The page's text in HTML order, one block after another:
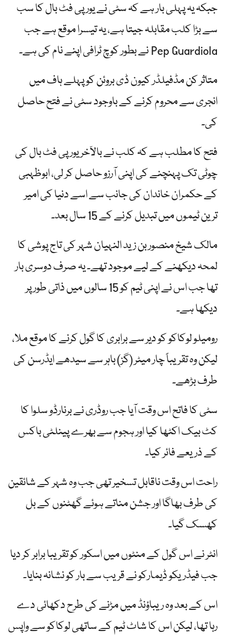
جبکہ یہ پہلی بار ہے کہ سٹی نے یورپی فٹ بال کا سب
سے بڑا کلب مقابلہ جیتا ہے، یہ تیسرا موقع ہے جب
Pep Guardiola نے بطور کوچ ٹرافی اپنے نام کی ہے۔
متاثر کن مڈفیلڈر کیون ڈی بروئن کو پہلے ہاف میں
انجری سے محروم کرنے کے باوجود سٹی نے فتح حاصل
کی۔
فتح کا مطلب ہے کہ کلب نے بالآخر یورپی فٹ بال کی
چوٹی تک پہنچنے کی اپنی آرزو حاصل کر لی، ابوظہبی
کے حکمران خاندان کی جانب سے اسے دنیا کی امیر
ترین ٹیموں میں تبدیل کرنے کے 15 سال بعد۔
مالک شیخ منصور بن زید النہیان شہر کی تاج پوشی کا
لمحہ دیکھنے کے لیے موجود تھے۔ یہ صرف دوسری بار
تھا جب اس نے اپنی ٹیم کو 15 سالوں میں ذاتی طور پر
دیکھا ہے۔
رومیلو لوکاکو کو دیر سے برابری کا گول کرنے کا موقع ملا،
لیکن وہ تقریباً چار میٹر (گز) باہر سے سیدھے ایڈرسن کی
طرف بڑھے۔
سٹی کا فاتح اس وقت آیا جب روڈری نے برنارڈو سلوا کا
کٹ بیک اکٹھا کیا اور ہجوم سے بھرے پینلٹی باکس
کے ذریعے فائر کیا۔
راحت اس وقت ناقابل تسخیر تھی جب وہ شہر کے شائقین
کی طرف بھاگا اور جشن مناتے ہوئے گھٹنوں کے بل
کھسک گیا۔
انٹر نے اس گول کے منٹوں میں اسکور کو تقریبا برابر کر دیا
جب فیڈریکو ڈیمارکو نے قریب سے بار کو نشانہ بنایا۔
اس کے بعد وہ ریباؤنڈ میں مڑنے کی طرح دکھائی دے
رہا تھا، لیکن اس کا شاٹ ٹیم کے ساتھی لوکاکو سے واپس